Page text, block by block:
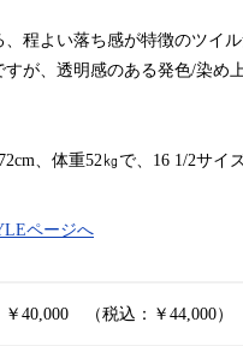
程よい落ち感が特徴のツイル
すが、透明感のある発色/染め
、体重52㎏で、16 1/2サイ
ページへ
￥40,000 （税込：￥44,000）